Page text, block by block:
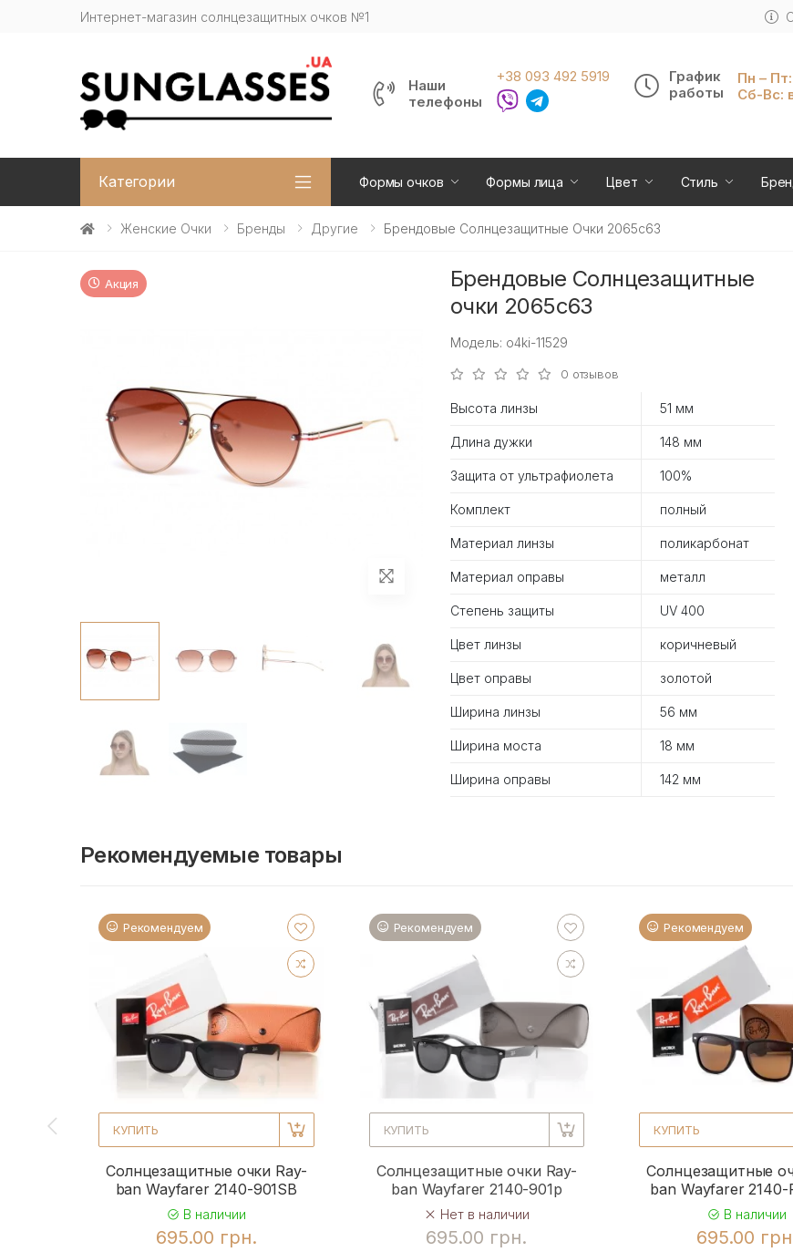
Интернет-магазин солнцезащитных очков №1
Наши
телефоны
+38 093 492 5919
График
работы
Пн –
Сб-Вс:
Категории Формы очков Формы лица Цвет Стиль
Женские Очки Бренды Другие Брендовые Солнцезащитные Очки 2065c63
Акция
Брендовые Солнцезащитные
очки 2065c63
Модель: o4ki-11529
0 отзывов
Высота линзы 51 мм
Длина дужки 148 мм
Защита от ультрафиолета 100%
Комплект полный
Материал линзы поликарбонат
Материал оправы металл
Степень защиты UV 400
Цвет линзы коричневый
Цвет оправы золотой
Ширина линзы 56 мм
Ширина моста 18 мм
Ширина оправы 142 мм
Рекомендуемые товары
Рекомендуем
КУПИТЬ
Солнцезащитные очки Ray-
ban Wayfarer 2140-901SB
В наличии
695.00 грн.
Рекомендуем
КУПИТЬ
Солнцезащитные очки Ray-
ban Wayfarer 2140-901p
Нет в наличии
695.00 грн.
Рекомендуем
КУПИТЬ
Солнцезащитные
ban Wayfarer 2140-
В наличии
695.00